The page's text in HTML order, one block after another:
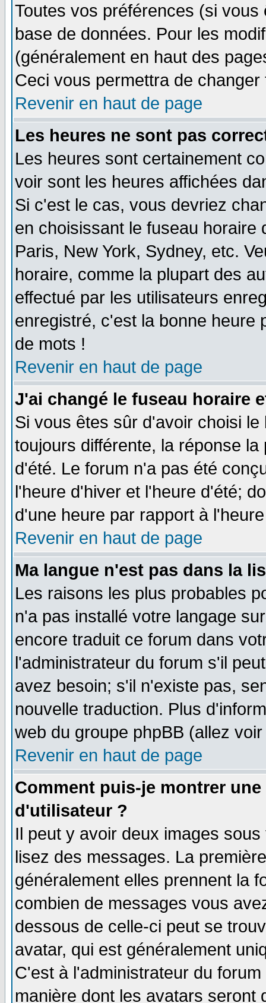
Toutes vos préférences (si
base de données. Pour les
(généralement en haut des
Ceci vous permettra de
Revenir en haut de page
Les heures ne sont pas
Les heures sont certainement
voir sont les heures affichées
Si c'est le cas, vous devriez
en choisissant le fuseau
Paris, New York, Sydney, etc.
horaire, comme la plupart des
effectué par les utilisateurs
enregistré, c'est la bonne heure
de mots !
Revenir en haut de page
J'ai changé le fuseau horaire
Si vous êtes sûr d'avoir choisi
toujours différente, la réponse
d'été. Le forum n'a pas été
l'heure d'hiver et l'heure d'été;
d'une heure par rapport à
Revenir en haut de page
Ma langue n'est pas dans la
Les raisons les plus probables
n'a pas installé votre langage
encore traduit ce forum dans
l'administrateur du forum s'il
avez besoin; s'il n'existe pas,
nouvelle traduction. Plus
web du groupe phpBB (allez
Revenir en haut de page
Comment puis-je montrer
d'utilisateur ?
Il peut y avoir deux images
lisez des messages. La
généralement elles prennent la
combien de messages vous
dessous de celle-ci peut se
avatar, qui est généralement
C'est à l'administrateur du
manière dont les avatars seront